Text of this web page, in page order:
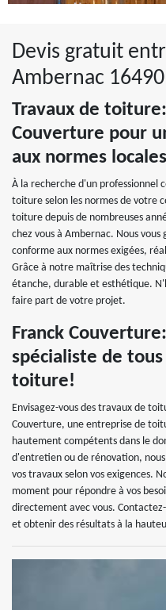
Devis gratuit
Ambernac 16490
Travaux de
Couverture pour
aux normes locales
À la recherche d'un professionnel
toiture selon les normes de votre
toiture depuis de nombreuses
chez vous à Ambernac. Nous
conforme aux normes exigées,
Grâce à notre maîtrise des
étanche, durable et esthétique.
faire part de votre projet.
Franck
spécialiste de
toiture!
Envisagez-vous des travaux de
Couverture, une entreprise de
hautement compétents dans le
d'entretien ou de rénovation,
vos travaux selon vos exigences.
moment pour répondre à vos
directement avec vous.
et obtenir des résultats à la